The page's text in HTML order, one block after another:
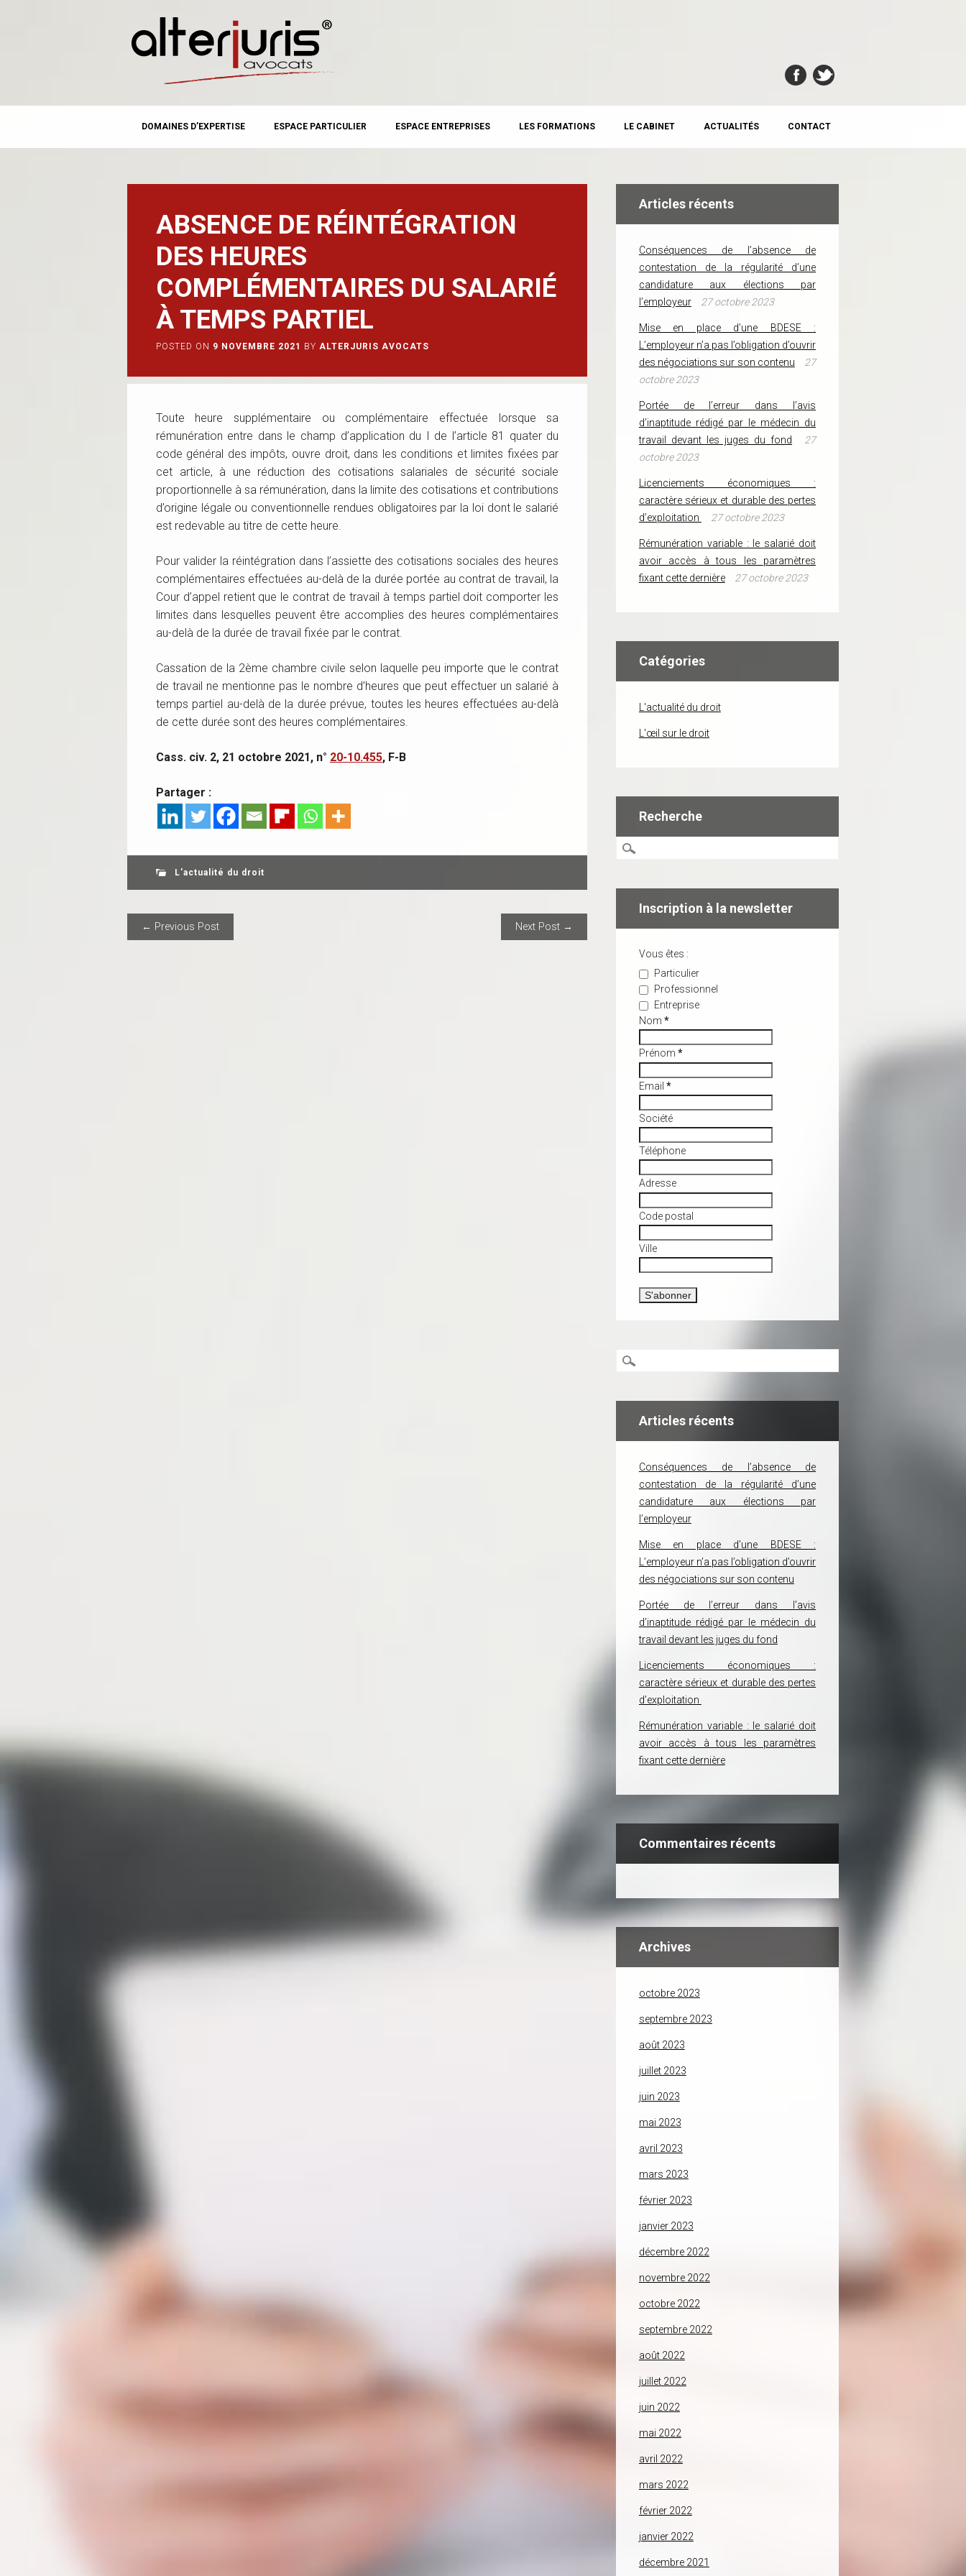
MAIN MENU
content
DOMAINES D’EXPERTISE ESPACE PARTICULIER ESPACE ENTREPRISES LES FORMATIONS LE CABINET ACTUALITÉS CONTACT
ABSENCE DE RÉINTÉGRATION
DES HEURES
COMPLÉMENTAIRES DU SALARIÉ
À TEMPS PARTIEL
POSTED ON 9 NOVEMBRE 2021 BY ALTERJURIS AVOCATS
Toute heure supplémentaire ou complémentaire effectuée lorsque sa
rémunération entre dans le champ d’application du I de l’article 81 quater du
code général des impôts, ouvre droit, dans les conditions et limites fixées par
cet article, à une réduction des cotisations salariales de sécurité sociale
proportionnelle à sa rémunération, dans la limite des cotisations et contributions
d’origine légale ou conventionnelle rendues obligatoires par la loi dont le salarié
est redevable au titre de cette heure.
Pour valider la réintégration dans l’assiette des cotisations sociales des heures
complémentaires effectuées au-delà de la durée portée au contrat de travail, la
Cour d’appel retient que le contrat de travail à temps partiel doit comporter les
limites dans lesquelles peuvent être accomplies des heures complémentaires
au-delà de la durée de travail fixée par le contrat.
Cassation de la 2ème chambre civile selon laquelle peu importe que le contrat
de travail ne mentionne pas le nombre d’heures que peut effectuer un salarié à
temps partiel au-delà de la durée prévue, toutes les heures effectuées au-delà
de cette durée sont des heures complémentaires.
Cass. civ. 2, 21 octobre 2021, n° 20-10.455, F-B
Partager :
L'actualité du droit
POST NAVIGATION
← Previous Post Next Post →
Articles récents
Conséquences de l’absence de
contestation de la régularité d’une
candidature aux élections par
l’employeur
27 octobre 2023
Mise en place d’une BDESE :
L’employeur n’a pas l’obligation d’ouvrir
des négociations sur son contenu
27
octobre 2023
Portée de l’erreur dans l’avis
d’inaptitude rédigé par le médecin du
travail devant les juges du fond
27
octobre 2023
Licenciements économiques :
caractère sérieux et durable des pertes
d’exploitation
27 octobre 2023
Rémunération variable : le salarié doit
avoir accès à tous les paramètres
fixant cette dernière
27 octobre 2023
Catégories
L'actualité du droit
L'œil sur le droit
Recherche
Inscription à la newsletter
Vous êtes :
Particulier
Professionnel
Entreprise
Nom *
Prénom *
Email *
Société
Téléphone
Adresse
Code postal
Ville
Articles récents
Conséquences de l’absence de
contestation de la régularité d’une
candidature aux élections par
l’employeur
Mise en place d’une BDESE :
L’employeur n’a pas l’obligation d’ouvrir
des négociations sur son contenu
Portée de l’erreur dans l’avis
d’inaptitude rédigé par le médecin du
travail devant les juges du fond
Licenciements économiques :
caractère sérieux et durable des pertes
d’exploitation
Rémunération variable : le salarié doit
avoir accès à tous les paramètres
fixant cette dernière
Commentaires récents
Archives
octobre 2023
septembre 2023
août 2023
juillet 2023
juin 2023
mai 2023
avril 2023
mars 2023
février 2023
janvier 2023
décembre 2022
novembre 2022
octobre 2022
septembre 2022
août 2022
juillet 2022
juin 2022
mai 2022
avril 2022
mars 2022
février 2022
janvier 2022
décembre 2021